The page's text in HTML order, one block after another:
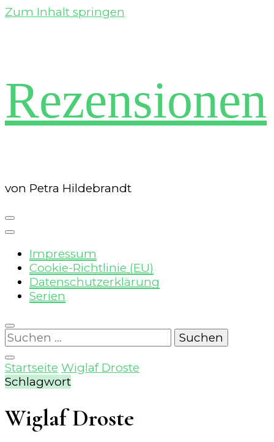
Zum Inhalt springen
Rezensionen
von Petra Hildebrandt
Impressum
Cookie-Richtlinie (EU)
Datenschutzerklärung
Serien
Suchen
nach:
Startseite Wiglaf Droste
Schlagwort
Wiglaf Droste